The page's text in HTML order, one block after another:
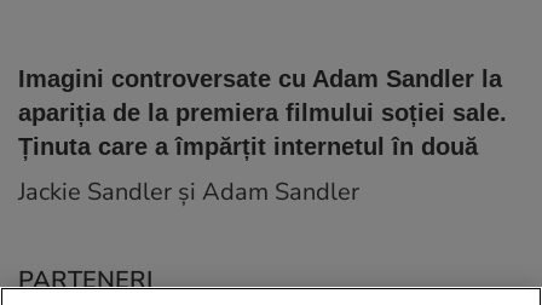
Imagini controversate cu Adam Sandler la
apariția de la premiera filmului soției sale.
Ținuta care a împărțit internetul în două
Jackie Sandler și Adam Sandler
PARTENERI